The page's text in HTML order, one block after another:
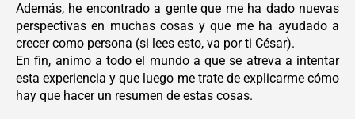
Además, he encontrado a gente que me ha dado nuevas
perspectivas en muchas cosas y que me ha ayudado a
crecer como persona (si lees esto, va por ti César).
En fin, animo a todo el mundo a que se atreva a intentar
esta experiencia y que luego me trate de explicarme cómo
hay que hacer un resumen de estas cosas.